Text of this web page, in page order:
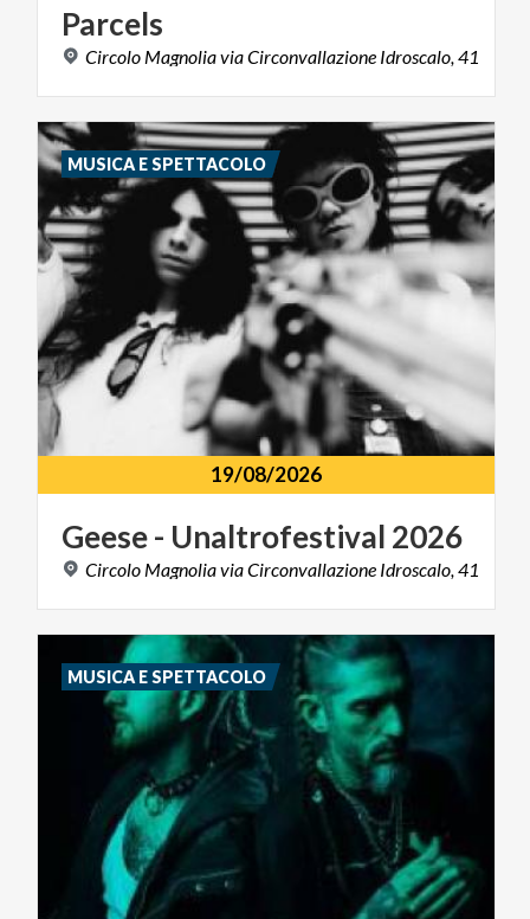
Parcels
Circolo MagnoliaviaCirconvallazione Idroscalo, 41
19/08/2026
Geese- Unaltrofestival 2026
Circolo MagnoliaviaCirconvallazione Idroscalo,41
MUSICA E SPETTACOLO
MUSICA E SPETTACOLO